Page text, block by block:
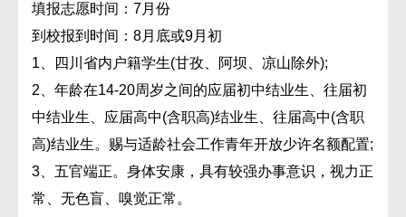
填报志愿时间：7月份
到校报到时间：8月底或9月初
1、四川省内户籍学生(甘孜、阿坝、凉山除外);
2、年龄在14-20周岁之间的应届初中结业生、往届初
中结业生、应届高中(含职高)结业生、往届高中(含职
高)结业生。赐与适龄社会工作青年开放少许名额配置;
3、五官端正。身体安康，具有较强办事意识，视力正
常、无色盲、嗅觉正常。